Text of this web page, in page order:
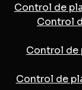
Control de
Control
Control de
Control de